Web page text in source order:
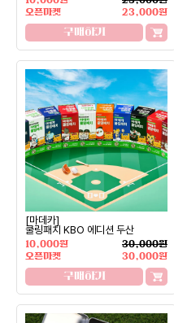
오픈마켓
23,000원
구매하기
[마데카]
쿨링패치 KBO 에디션 두산
10,000원
30,000원
오픈마켓
30,000원
구매하기